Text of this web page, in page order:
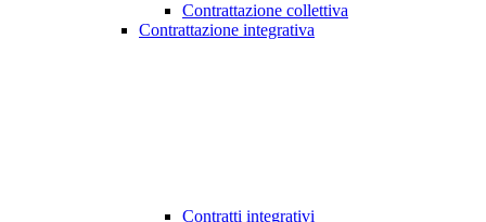
Contrattazione collettiva
Contrattazione integrativa
Contratti integrativi